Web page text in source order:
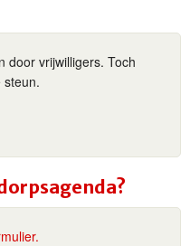
door vrijwilligers. Toch
steun.